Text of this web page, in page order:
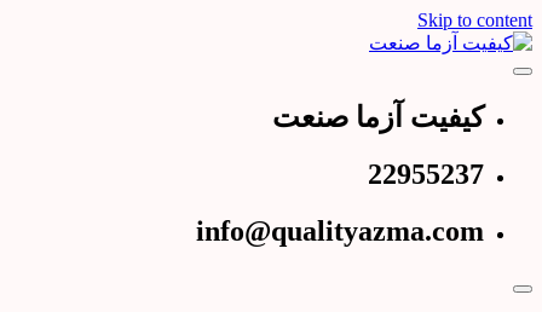
Skip to content
کیفیت آزما صنعت
کیفیت آزما صنعت
22955237
info@qualityazma.com